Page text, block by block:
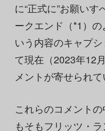
に“正式に”お願い
ークエンド（*1）
いう内容のキャプ
て現在（2023年12
メントが寄せられて
これらのコメント
もそもフリッツ・